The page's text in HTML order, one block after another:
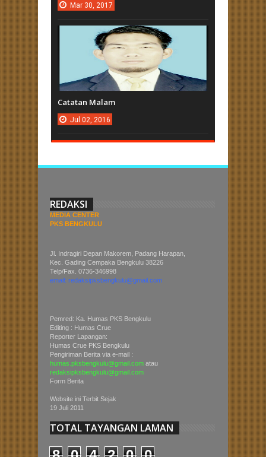
Mar 30, 2017
Catatan Malam
Jul 02, 2016
REDAKSI
MEDIA CENTER
PKS BENGKULU
Jl. Indragiri Depan Makorem, Padang Harapan,
Kec. Gading Cempaka Bengkulu 38226
Telp/Fax. 0736-346998
email: redaksipksbengkulu@gmail.com
Pemred: Ka. Humas PKS Bengkulu
Editing : Humas Crue
Reporter Lapangan:
Humas Crue PKS Bengkulu
Pengiriman Berita via e-mail :
humas.pksbengkulu@gmail.com atau
redaksipksbengkulu@gmail.com
Form Berita
Website ini Terbit Sejak
19 Juli 2011
TOTAL TAYANGAN LAMAN